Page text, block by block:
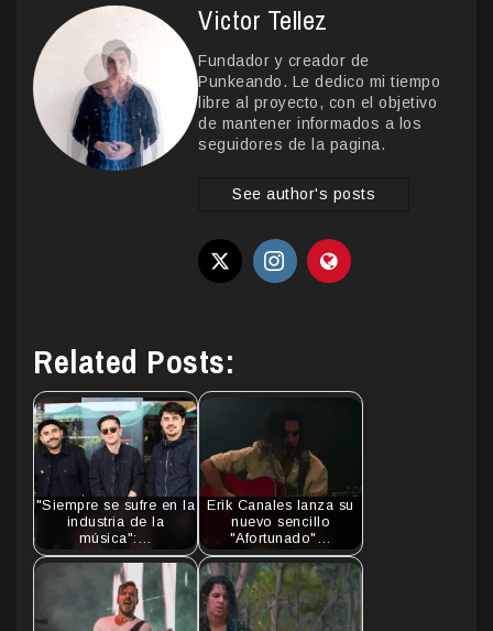
Victor Tellez
Fundador y creador de
Punkeando. Le dedico mi tiempo
libre al proyecto, con el objetivo
de mantener informados a los
seguidores de la pagina.
See author's posts
Related Posts:
"Siempre se sufre en la
industria de la
música":…
Erik Canales lanza su
nuevo sencillo
"Afortunado"…